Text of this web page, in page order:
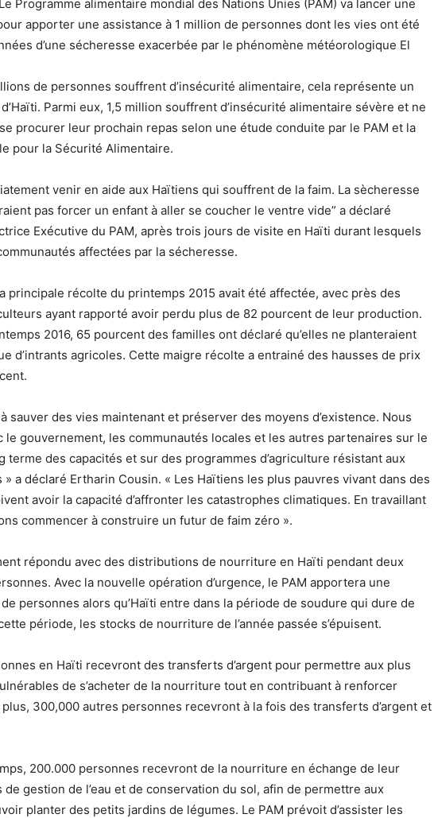
Programme alimentaire mondial des Nations Unies (PAM) va lancer une
apporter une assistance à 1 million de personnes dont les vies ont été
d’une sécheresse exacerbée par le phénomène météorologique El
de personnes souffrent d’insécurité alimentaire, cela représente un
Parmi eux, 1,5 million souffrent d’insécurité alimentaire sévère et ne
procurer leur prochain repas selon une étude conduite par le PAM et la
pour la Sécurité Alimentaire.
venir en aide aux Haïtiens qui souffrent de la faim. La sècheresse
pas forcer un enfant à aller se coucher le ventre vide” a déclaré
Exécutive du PAM, après trois jours de visite en Haïti durant lesquels
affectées par la sécheresse.
principale récolte du printemps 2015 avait été affectée, avec près des
ayant rapporté avoir perdu plus de 82 pourcent de leur production.
2016, 65 pourcent des familles ont déclaré qu’elles ne planteraient
d’intrants agricoles. Cette maigre récolte a entrainé des hausses de prix
sauver des vies maintenant et préserver des moyens d’existence. Nous
le gouvernement, les communautés locales et les autres partenaires sur le
terme des capacités et sur des programmes d’agriculture résistant aux
a déclaré Ertharin Cousin. « Les Haïtiens les plus pauvres vivant dans des
avoir la capacité d’affronter les catastrophes climatiques. En travaillant
commencer à construire un futur de faim zéro ».
répondu avec des distributions de nourriture en Haïti pendant deux
Avec la nouvelle opération d’urgence, le PAM apportera une
personnes alors qu’Haïti entre dans la période de soudure qui dure de
période, les stocks de nourriture de l’année passée s’épuisent.
en Haïti recevront des transferts d’argent pour permettre aux plus
de s’acheter de la nourriture tout en contribuant à renforcer
plus, 300,000 autres personnes recevront à la fois des transferts d’argent et
200.000 personnes recevront de la nourriture en échange de leur
gestion de l’eau et de conservation du sol, afin de permettre aux
planter des petits jardins de légumes. Le PAM prévoit d’assister les